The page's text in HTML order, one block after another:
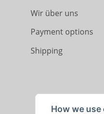
How we
Wir über uns
Payment options
Shipping